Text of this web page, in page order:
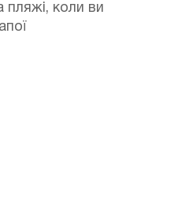
пляжі, коли ви